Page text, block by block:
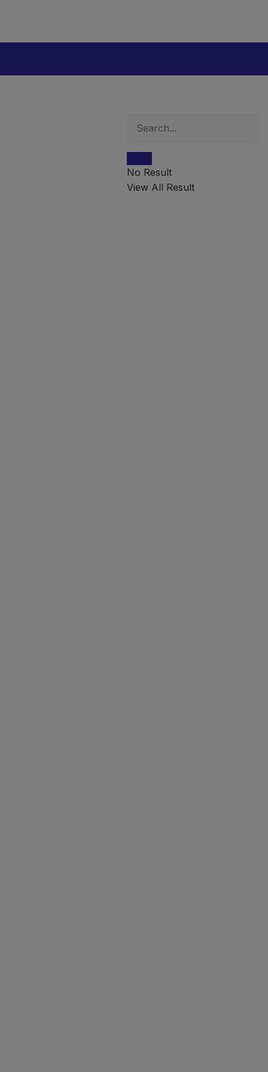
No Result
View All Result